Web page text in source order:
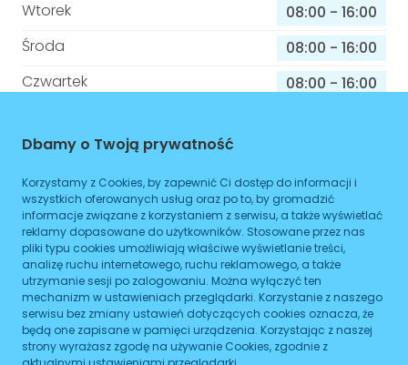
Wtorek
08:00 - 16:00
Środa
08:00 - 16:00
Czwartek
08:00 - 16:00
Sobota
Niedziela
08:00 -16:00
Informacje o sprawach jakie załatwisz w
tym budynku
Brak podanych spraw
Dbamy o Twoją prywatność
Korzystamy z Cookies, by zapewnić Ci dostęp do informacji i
wszystkich oferowanych usług oraz po to, by gromadzić
informacje związane z korzystaniem z serwisu, a także wyświetlać
reklamy dopasowane do użytkowników. Stosowane przez nas
pliki typu cookies umożliwiają właściwe wyświetlanie treści,
analizę ruchu internetowego, ruchu reklamowego, a także
utrzymanie sesji po zalogowaniu. Można wyłączyć ten
mechanizm w ustawieniach przeglądarki. Korzystanie z naszego
serwisu bez zmiany ustawień dotyczących cookies oznacza, że
będą one zapisane w pamięci urządzenia. Korzystając z naszej
strony wyrażasz zgodę na używanie Cookies, zgodnie z